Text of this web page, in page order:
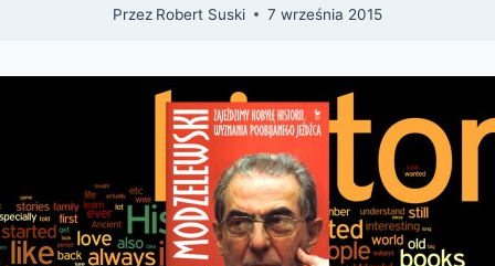
Przez Robert Suski 7 września 2015